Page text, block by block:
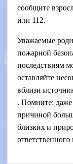
сообщите
или 112.
Уважаемые
пожарной
последствиям
оставляйте
вблизи
. Помните: даже
причиной
близких и